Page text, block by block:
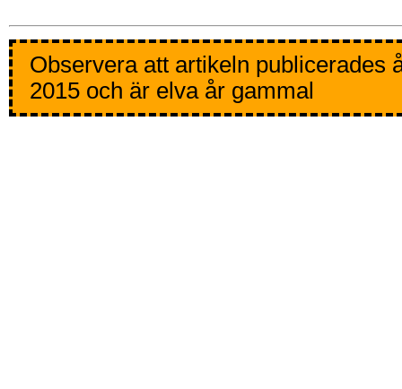
Observera att artikeln publicerades
2015 och är elva år gammal